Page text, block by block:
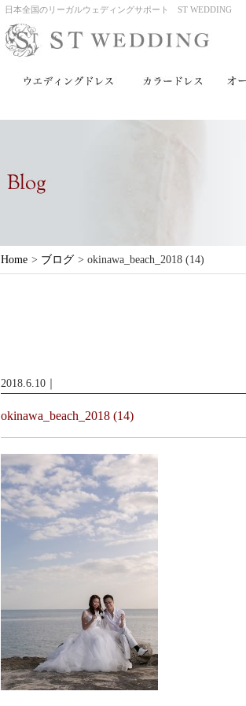
日本全国のリーガルウェディングサポート ST WEDDING
Home > ブログ > okinawa_beach_2018 (14)
2018.6.10｜
okinawa_beach_2018 (14)